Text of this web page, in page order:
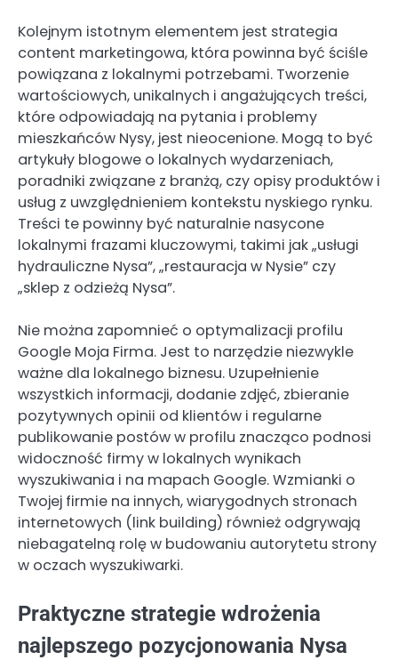
Kolejnym istotnym elementem jest strategia
content marketingowa, która powinna być ściśle
powiązana z lokalnymi potrzebami. Tworzenie
wartościowych, unikalnych i angażujących treści,
które odpowiadają na pytania i problemy
mieszkańców Nysy, jest nieocenione. Mogą to być
artykuły blogowe o lokalnych wydarzeniach,
poradniki związane z branżą, czy opisy produktów i
usług z uwzględnieniem kontekstu nyskiego rynku.
Treści te powinny być naturalnie nasycone
lokalnymi frazami kluczowymi, takimi jak „usługi
hydrauliczne Nysa”, „restauracja w Nysie” czy
„sklep z odzieżą Nysa”.
Nie można zapomnieć o optymalizacji profilu
Google Moja Firma. Jest to narzędzie niezwykle
ważne dla lokalnego biznesu. Uzupełnienie
wszystkich informacji, dodanie zdjęć, zbieranie
pozytywnych opinii od klientów i regularne
publikowanie postów w profilu znacząco podnosi
widoczność firmy w lokalnych wynikach
wyszukiwania i na mapach Google. Wzmianki o
Twojej firmie na innych, wiarygodnych stronach
internetowych (link building) również odgrywają
niebagatelną rolę w budowaniu autorytetu strony
w oczach wyszukiwarki.
Praktyczne strategie wdrożenia
najlepszego pozycjonowania Nysa